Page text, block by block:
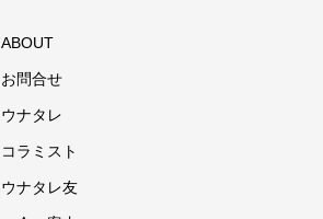
ABOUT
お問合せ
ウナタレ
コラミスト
ウナタレ友